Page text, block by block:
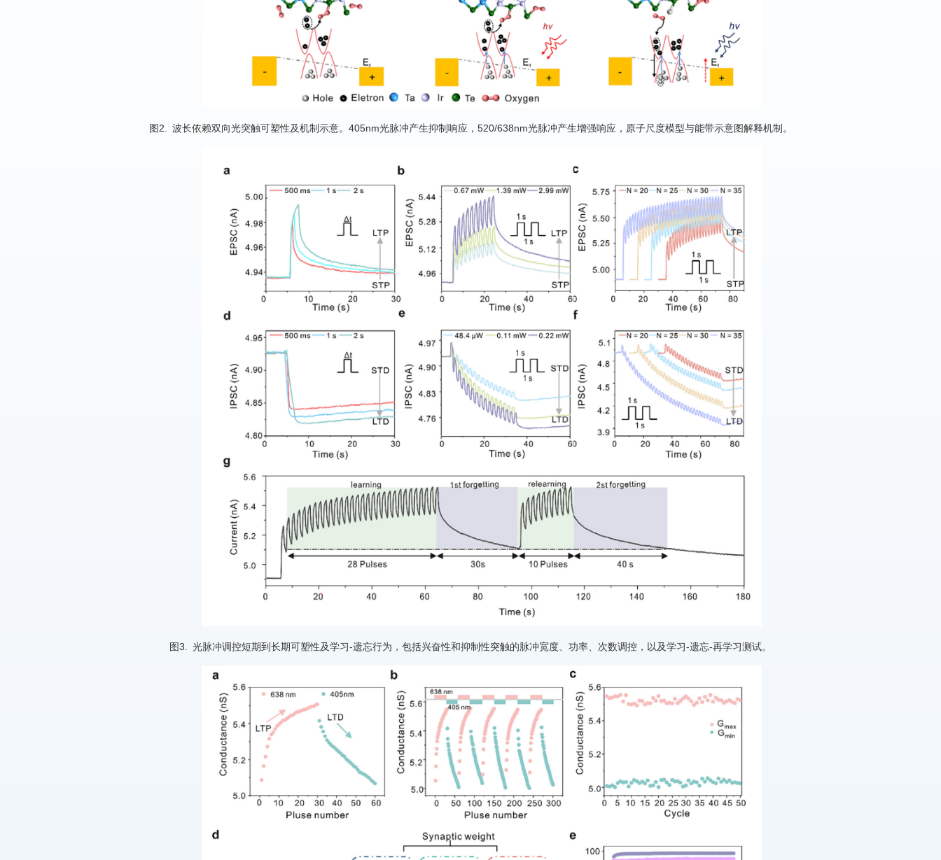
图2. 波长依赖双向光突触可塑性及机制示意。405nm光脉冲产生抑制响应，520/638nm光脉冲产生增强响应，原子尺度模型与能带示意图解释机制。
图3. 光脉冲调控短期到长期可塑性及学习-遗忘行为，包括兴奋性和抑制性突触的脉冲宽度、功率、次数调控，以及学习-遗忘-再学习测试。